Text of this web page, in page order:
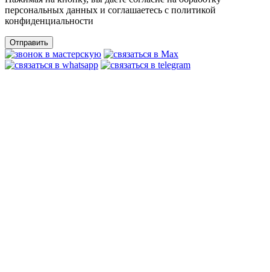
персональных данных и соглашаетесь c политикой
конфиденциальности
Отправить